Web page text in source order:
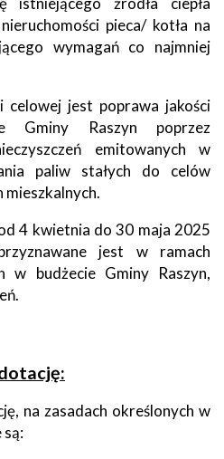
pieca/ kotła na
wymagań co najmniej
celowej jest poprawa jakości
Gminy Raszyn poprzez
emitowanych w
paliw stałych do celów
mieszkalnych.
4 kwietnia do 30 maja 2025
jest w ramach
w budżecie Gminy Raszyn,
na zasadach określonych w
są: